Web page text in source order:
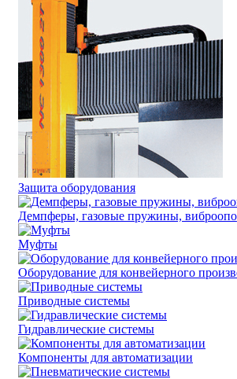
Защита оборудования
Демпферы, газовые пружины,
Муфты
Оборудование для конвейерного
Приводные системы
Гидравлические системы
Компоненты для автоматизации